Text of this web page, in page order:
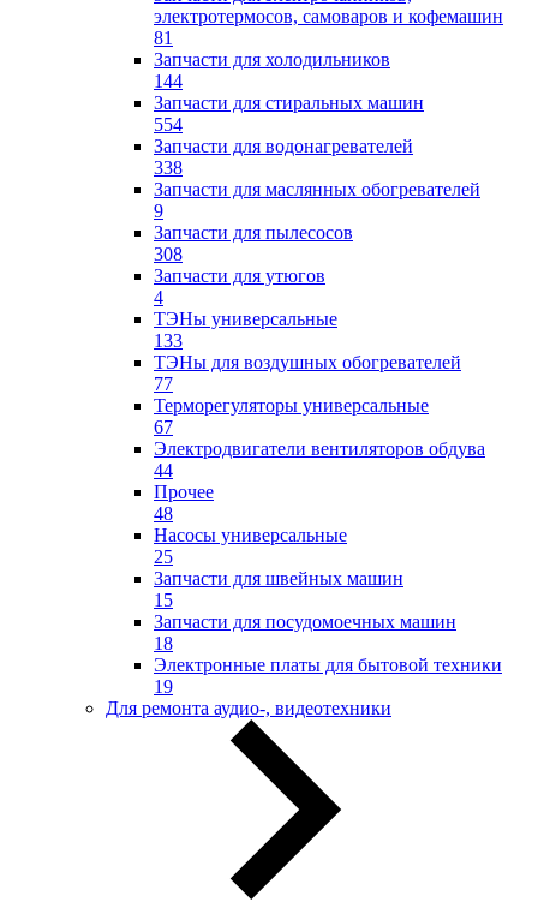
электротермосов, самоваров и кофемашин
81
Запчасти для холодильников
144
Запчасти для стиральных машин
554
Запчасти для водонагревателей
338
Запчасти для маслянных обогревателей
9
Запчасти для пылесосов
308
Запчасти для утюгов
4
ТЭНы универсальные
133
ТЭНы для воздушных обогревателей
77
Терморегуляторы универсальные
67
Электродвигатели вентиляторов обдува
44
Прочее
48
Насосы универсальные
25
Запчасти для швейных машин
15
Запчасти для посудомоечных машин
18
Электронные платы для бытовой техники
19
Для ремонта аудио-, видеотехники